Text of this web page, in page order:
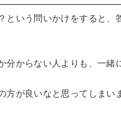
という問いかけをすると
分からない人よりも、一緒
方が良いなと思ってしまい